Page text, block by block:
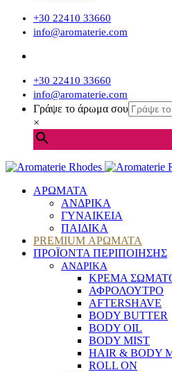
+30 22410 33660
info@aromaterie.com
+30 22410 33660
info@aromaterie.com
Γράψε το άρωμα σου
×
ΑΡΩΜΑΤΑ
ΑΝΔΡΙΚΑ
ΓΥΝΑΙΚΕΙΑ
ΠΑΙΔΙΚΑ
PREMIUM ΑΡΩΜΑΤΑ
ΠΡΟΪΟΝΤΑ ΠΕΡΙΠΟΙΗΣΗΣ
ΑΝΔΡΙΚΑ
ΚΡΕΜΑ
ΑΦΡΟΛΟΥΤΡΟ
AFTERSHAVE
BODY BUTTER
BODY OIL
BODY MIST
HAIR & BODY
ROLL ON